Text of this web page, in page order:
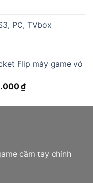
PC, TVbox
Flip máy game vỏ
₫Khoảng
từ
cầm tay chính